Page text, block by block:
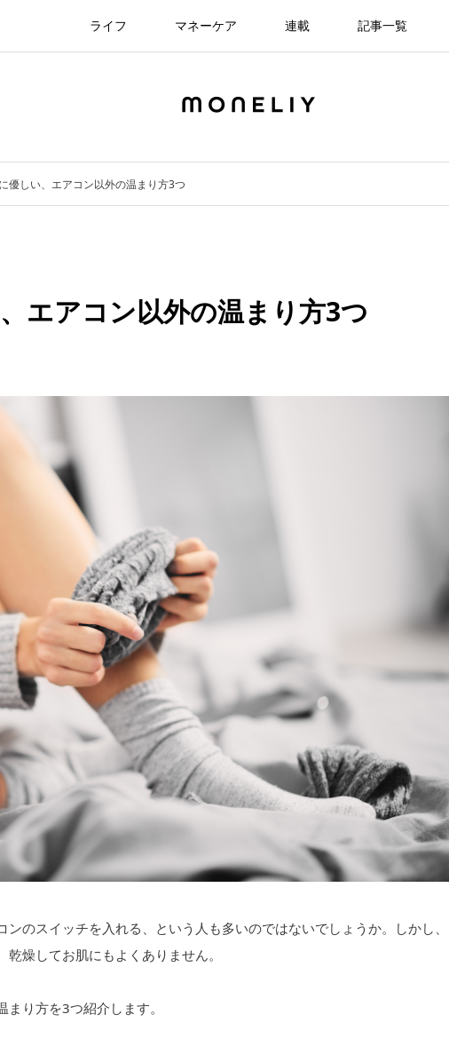
ライフ マネーケア 連載 記事一覧
優しい、エアコン以外の温まり方3つ
エアコン以外の温まり方3つ
のスイッチを入れる、という人も多いのではないでしょうか。しかし、
燥してお肌にもよくありません。
り方を3つ紹介します。